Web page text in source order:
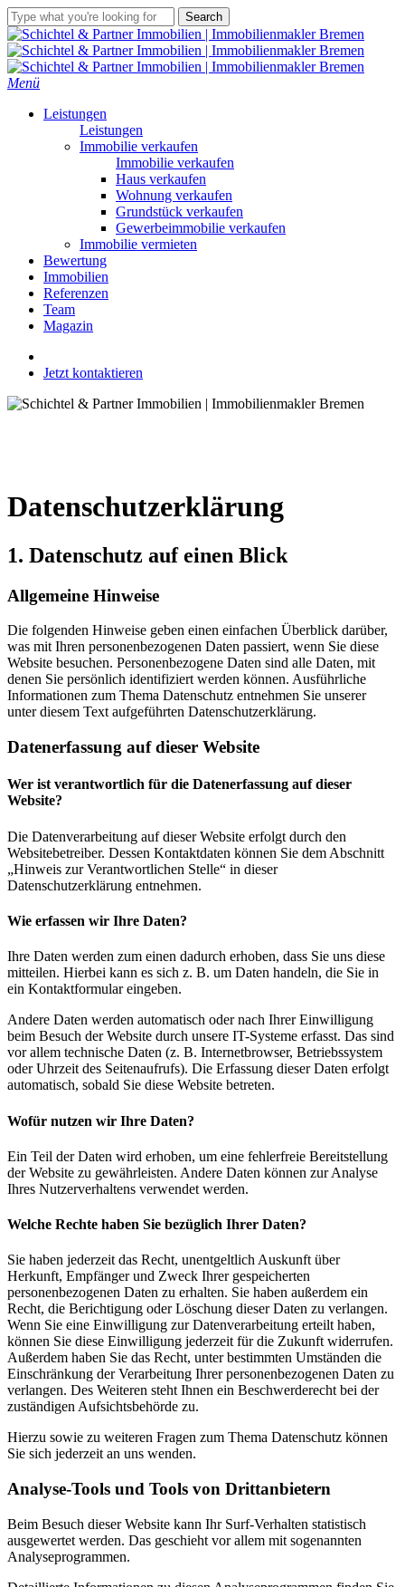
Skip
to
main
content
Search
Close
Search
Menü
Leistungen
Leistungen
Immobilie verkaufen
Immobilie verkaufen
Haus verkaufen
Wohnung verkaufen
Grundstück verkaufen
Gewerbeimmobilie verkaufen
Immobilie vermieten
Bewertung
Immobilien
Referenzen
Team
Magazin
Jetzt kontaktieren
Datenschutzerklärung
1. Datenschutz auf einen Blick
Allgemeine Hinweise
Die folgenden Hinweise geben einen einfachen Überblick darüber,
was mit Ihren personenbezogenen Daten passiert, wenn Sie diese
Website besuchen. Personenbezogene Daten sind alle Daten, mit
denen Sie persönlich identifiziert werden können. Ausführliche
Informationen zum Thema Datenschutz entnehmen Sie unserer
unter diesem Text aufgeführten Datenschutzerklärung.
Datenerfassung auf dieser Website
Wer ist verantwortlich für die Datenerfassung auf dieser
Website?
Die Datenverarbeitung auf dieser Website erfolgt durch den
Websitebetreiber. Dessen Kontaktdaten können Sie dem Abschnitt
„Hinweis zur Verantwortlichen Stelle“ in dieser
Datenschutzerklärung entnehmen.
Wie erfassen wir Ihre Daten?
Ihre Daten werden zum einen dadurch erhoben, dass Sie uns diese
mitteilen. Hierbei kann es sich z. B. um Daten handeln, die Sie in
ein Kontaktformular eingeben.
Andere Daten werden automatisch oder nach Ihrer Einwilligung
beim Besuch der Website durch unsere IT-Systeme erfasst. Das sind
vor allem technische Daten (z. B. Internetbrowser, Betriebssystem
oder Uhrzeit des Seitenaufrufs). Die Erfassung dieser Daten erfolgt
automatisch, sobald Sie diese Website betreten.
Wofür nutzen wir Ihre Daten?
Ein Teil der Daten wird erhoben, um eine fehlerfreie Bereitstellung
der Website zu gewährleisten. Andere Daten können zur Analyse
Ihres Nutzerverhaltens verwendet werden.
Welche Rechte haben Sie bezüglich Ihrer Daten?
Sie haben jederzeit das Recht, unentgeltlich Auskunft über
Herkunft, Empfänger und Zweck Ihrer gespeicherten
personenbezogenen Daten zu erhalten. Sie haben außerdem ein
Recht, die Berichtigung oder Löschung dieser Daten zu verlangen.
Wenn Sie eine Einwilligung zur Datenverarbeitung erteilt haben,
können Sie diese Einwilligung jederzeit für die Zukunft widerrufen.
Außerdem haben Sie das Recht, unter bestimmten Umständen die
Einschränkung der Verarbeitung Ihrer personenbezogenen Daten zu
verlangen. Des Weiteren steht Ihnen ein Beschwerderecht bei der
zuständigen Aufsichtsbehörde zu.
Hierzu sowie zu weiteren Fragen zum Thema Datenschutz können
Sie sich jederzeit an uns wenden.
Analyse-Tools und Tools von Drittanbietern
Beim Besuch dieser Website kann Ihr Surf-Verhalten statistisch
ausgewertet werden. Das geschieht vor allem mit sogenannten
Analyseprogrammen.